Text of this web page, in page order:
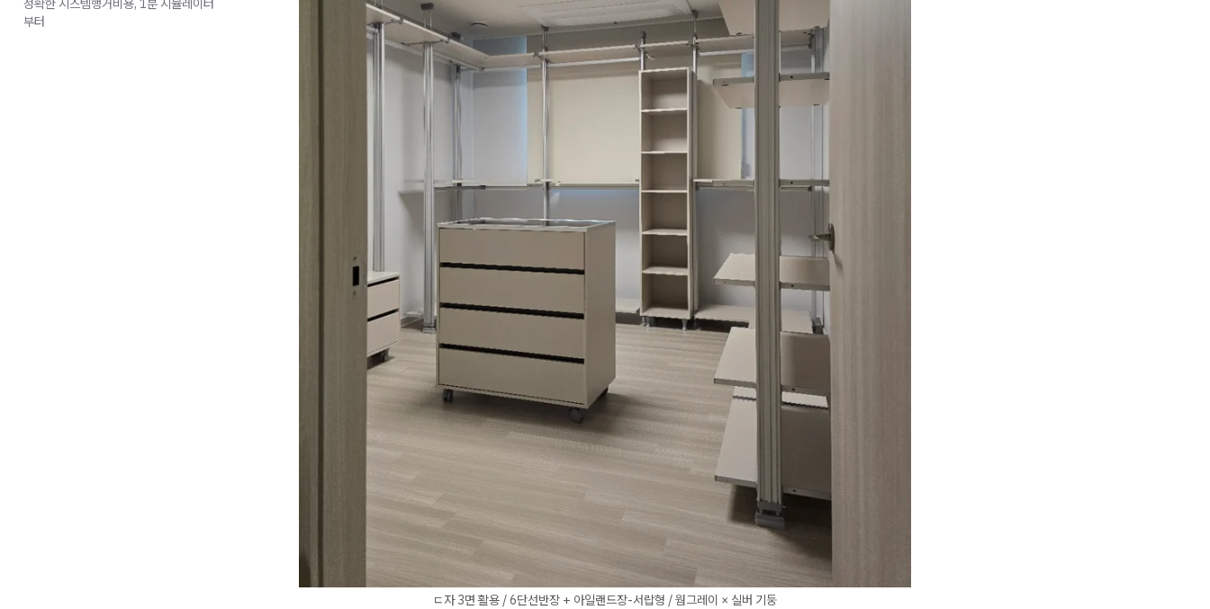
ㄷ자 3면 활용 / 6단선반장 + 아일랜드장-서랍형 / 웜그레이 × 실버 기둥
정확한 시스템행거비용, 1분 시뮬레이터
부터